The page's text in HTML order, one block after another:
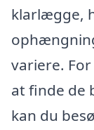
klarlægge,
variere.
at finde de
kan du